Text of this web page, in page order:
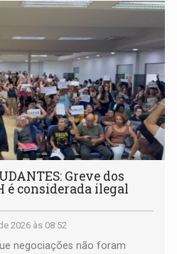
Greve dos
é considerada ilegal
2026 às 08:52
negociações não foram